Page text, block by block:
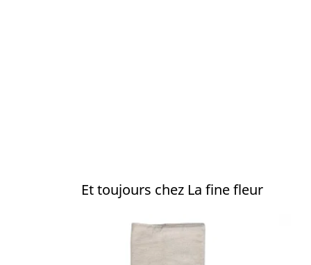
Et toujours chez La fine fleur